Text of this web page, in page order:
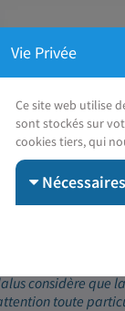
considère que
toute
Vie Privée
Ce site web utilise
sont stockés sur
cookies tiers, qui
Nécessaires